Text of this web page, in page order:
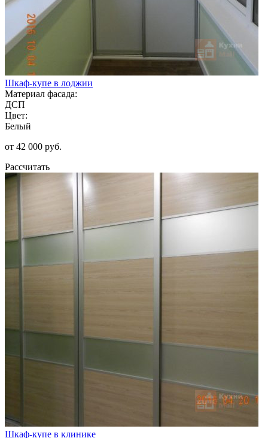
Шкаф-купе в лоджии
Материал фасада:
ДСП
Цвет:
Белый
от 42 000 руб.
Рассчитать
Шкаф-купе в клинике